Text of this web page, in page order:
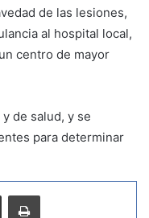
de las lesiones,
al hospital local,
centro de mayor
de salud, y se
para determinar